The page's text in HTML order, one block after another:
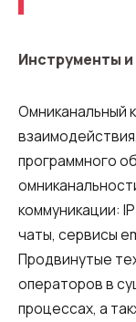
Инструменты
Омниканальный
программного
коммуникации:
чаты, сервисы
Продвинутые
операторов в
процессах, а